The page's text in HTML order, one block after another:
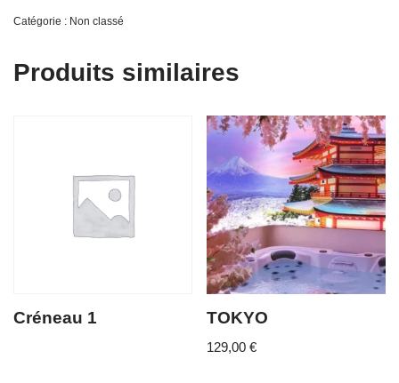
Catégorie : Non classé
Produits similaires
Créneau 1 TOKYO
129,00€